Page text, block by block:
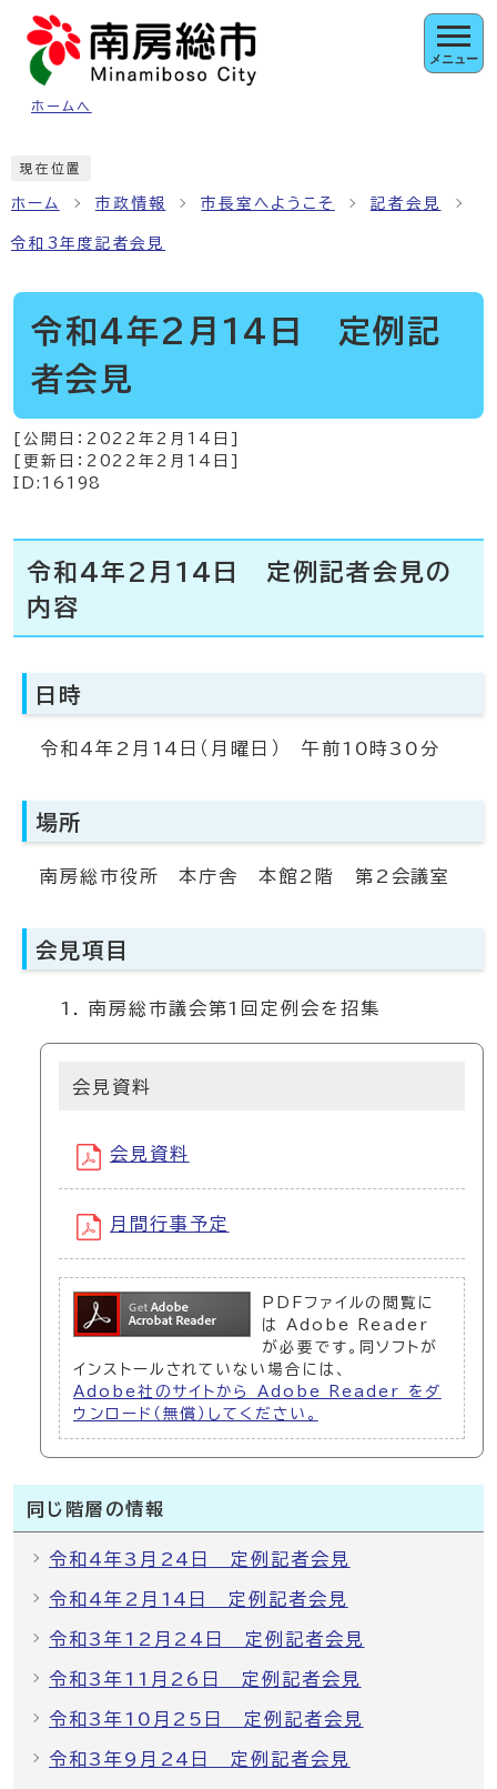
ページの先頭です
ホームへ
メニュー
現在位置
ホーム 市政情報 市長室へようこそ 記者会見
令和3年度記者会見
令和4年2月14日 定例記
者会見
[公開日： 2022年2月14日
[更新日： 2022年2月14日
ID:16198
令和4年2月14日 定例記者会見の
内容
日時
令和4年2月14日（月曜日） 午前10時30分
場所
南房総市役所 本庁舎 本館2階 第2会議室
会見項目
南房総市議会第1回定例会を招集
会見資料
会見資料
月間行事予定
PDFファイルの閲覧に
は Adobe Reader
が必要です。同ソフトが
インストールされていない場合には、
Adobe社のサイトから Adobe Reader をダ
ウンロード（無償）してください。
同じ階層の情報
令和4年3月24日 定例記者会見
令和4年2月14日 定例記者会見
令和3年12月24日 定例記者会見
令和3年11月26日 定例記者会見
令和3年10月25日 定例記者会見
令和3年9月24日 定例記者会見